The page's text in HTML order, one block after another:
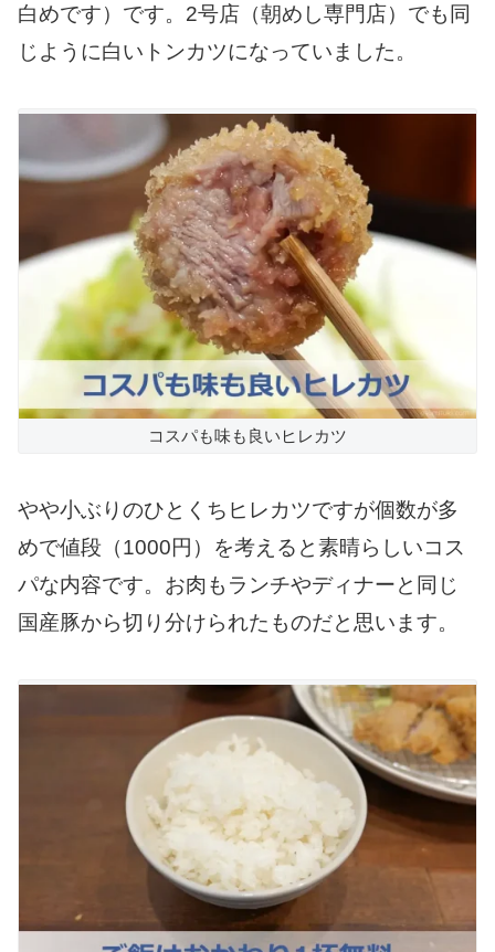
白めです）です。2号店（朝めし専門店）でも同
じように白いトンカツになっていました。
コスパも味も良いヒレカツ
やや小ぶりのひとくちヒレカツですが個数が多
めで値段（1000円）を考えると素晴らしいコス
パな内容です。お肉もランチやディナーと同じ
国産豚から切り分けられたものだと思います。